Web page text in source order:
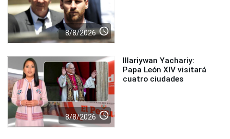
8/8/2026 access_time
8/8/2026 access_time
Illariywan Yachariy:
Papa León XIV visitará
cuatro ciudades